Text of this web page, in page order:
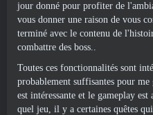
jour donné pour profiter de
vous donner une raison de vous
terminé avec le contenu de
combattre des boss..
Toutes ces fonctionnalités sont
probablement suffisantes pour
est intéressante et le gameplay
quel jeu, il y a certaines quêtes